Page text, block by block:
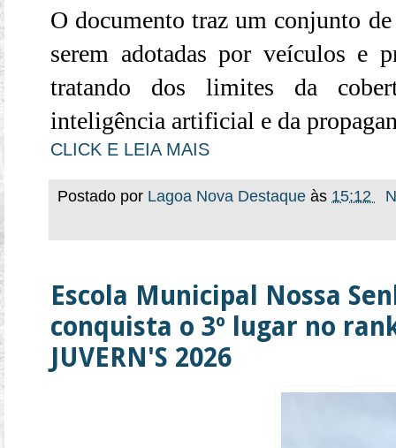
O documento traz um conjunto
serem adotadas por veículos e
tratando dos limites da
inteligência artificial e da
CLICK E LEIA MAIS
Postado por Lagoa Nova Destaque às 15:12
Escola Municipal Nossa
conquista o 3º lugar no
JUVERN'S 2026